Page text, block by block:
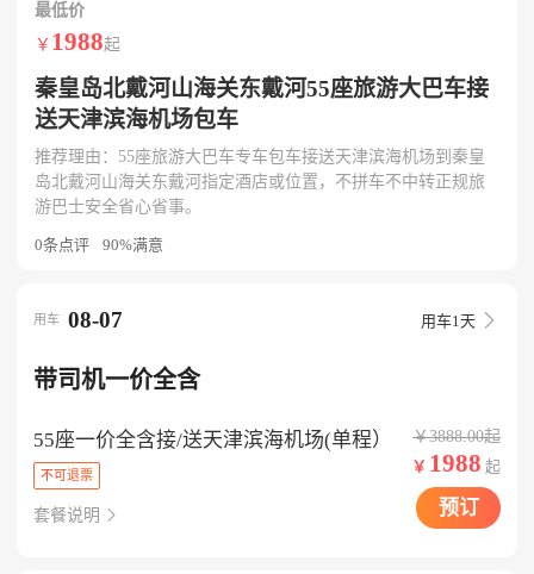
最低价
￥ 1988起
秦皇岛北戴河山海关东戴河55座旅游大巴车接
送天津滨海机场包车
推荐理由：55座旅游大巴车专车包车接送天津滨海机场到秦皇
岛北戴河山海关东戴河指定酒店或位置，不拼车不中转正规旅
游巴士安全省心省事。
0条点评 90%满意
用车 08-07 用车1天 
带司机一价全含
55座一价全含接/送天津滨海机场(单程）
不可退票
套餐说明 
￥3888.00起
￥ 1988 起
预订